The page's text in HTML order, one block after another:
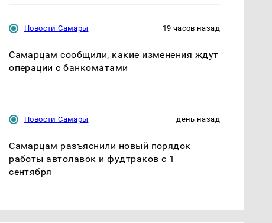
Новости Самары 19 часов назад
Самарцам сообщили, какие изменения ждут
операции с банкоматами
Новости Самары день назад
Самарцам разъяснили новый порядок
работы автолавок и фудтраков с 1
сентября